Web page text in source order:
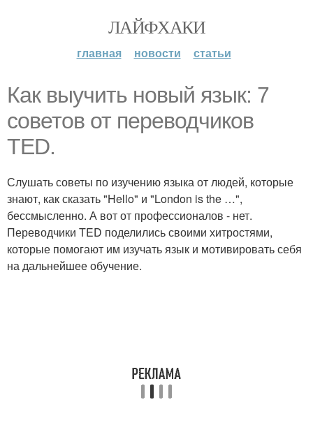
ЛАЙФХАКИ
главная новости статьи
Как выучить новый язык: 7
советов от переводчиков
TED.
Слушать советы по изучению языка от людей, которые
знают, как сказать "Hello" и "London is the …",
бессмысленно. А вот от профессионалов - нет.
Переводчики TED поделились своими хитростями,
которые помогают им изучать язык и мотивировать себя
на дальнейшее обучение.